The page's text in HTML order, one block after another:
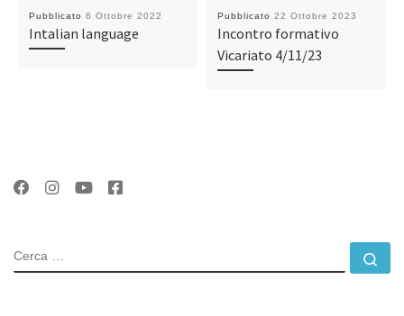
Pubblicato 6 Ottobre 2022
Intalian language
Pubblicato 22 Ottobre 2023
Incontro formativo
Vicariato 4/11/23
CERCA